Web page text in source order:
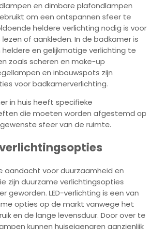
en dimbare plafondlampen
om een ontspannen sfeer te
heldere verlichting nodig is voor
of aankleden. In de badkamer is
en gelijkmatige verlichting te
zoals scheren en make-up
en inbouwspots zijn
voor badkamerverlichting.
in huis heeft specifieke
die moeten worden afgestemd op
sfeer van de ruimte.
aandacht voor duurzaamheid en
zijn duurzame verlichtingsopties
geworden. LED-verlichting is een van
opties op de markt vanwege het
en de lange levensduur. Door over te
kunnen huiseigenaren aanzienlijk